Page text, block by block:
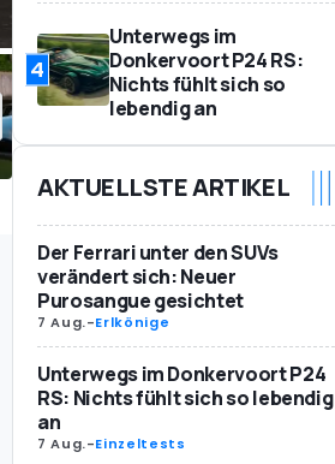
4
Unterwegs im
Donkervoort P24 RS:
Nichts fühlt sich so
lebendig an
AKTUELLSTE ARTIKEL
Der Ferrari unter den SUVs
verändert sich: Neuer
Purosangue gesichtet
7 Aug.-Erlkönige
Unterwegs im Donkervoort P24
RS: Nichts fühlt sich so lebendig
an
7 Aug.-Einzeltests